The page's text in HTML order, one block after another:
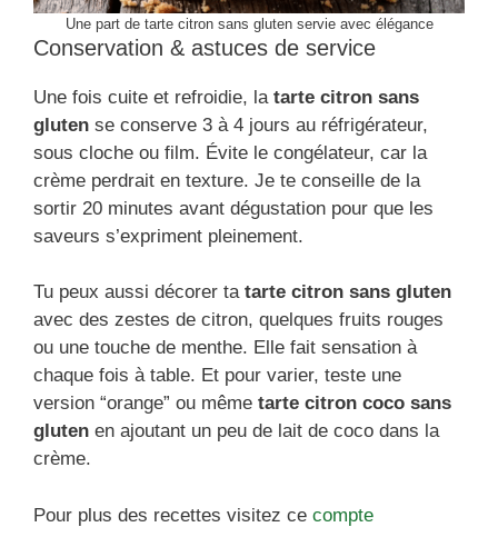
Une part de tarte citron sans gluten servie avec élégance
Conservation & astuces de service
Une fois cuite et refroidie, la tarte citron sans
gluten se conserve 3 à 4 jours au réfrigérateur,
sous cloche ou film. Évite le congélateur, car la
crème perdrait en texture. Je te conseille de la
sortir 20 minutes avant dégustation pour que les
saveurs s’expriment pleinement.
Tu peux aussi décorer ta tarte citron sans gluten
avec des zestes de citron, quelques fruits rouges
ou une touche de menthe. Elle fait sensation à
chaque fois à table. Et pour varier, teste une
version “orange” ou même tarte citron coco sans
gluten en ajoutant un peu de lait de coco dans la
crème.
Pour plus des recettes visitez ce compte